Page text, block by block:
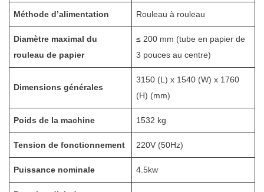
Méthode d’alimentation Rouleau à rouleau
Diamètre maximal du
rouleau de papier
≤ 200 mm (tube en papier de
3 pouces au centre)
Dimensions générales
3150 (L) x 1540 (W) x 1760
(H) (mm)
Poids de la machine 1532 kg
Tension de fonctionnement 220V (50Hz)
Puissance nominale 4.5kw